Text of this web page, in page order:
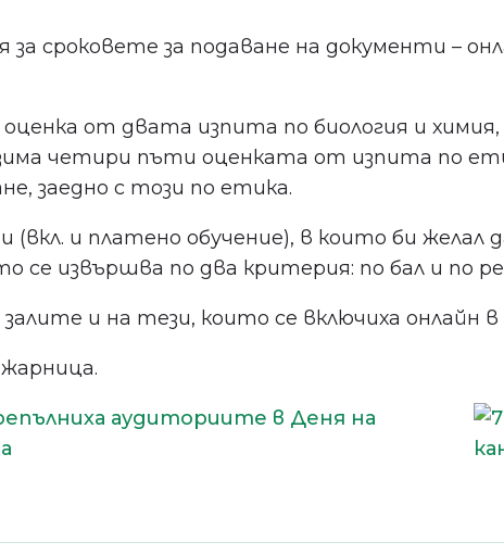
сроковете за подаване на документи –
от двата изпита по биология и
четири пъти оценката от изпита по
заедно с този по етика.
и платено обучение), в които би желал
извършва по два критерия: по бал и по
и на тези, които се включиха онлайн